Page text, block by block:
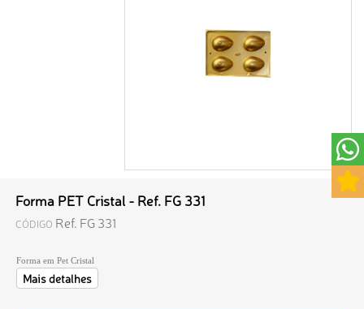
Forma PET Cristal - Ref. FG 331
CÓDIGO Ref. FG 331
Forma em Pet Cristal
Mais detalhes